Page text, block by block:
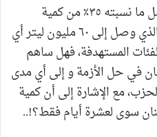
استفادت محافظة بعلبك-الهرمل ما نسبته ٣٥٪ من كمية
المازوت الذي دخل إلى لبنان والذي وصل إلى ٦٠ مليون ليتر أي
الفئات المستهدفة، فهل ساهم
في حل الأزمة و إلى أي مدى
مع الإشارة إلى أن كمية
سوى لعشرة أيام فقط؟!..